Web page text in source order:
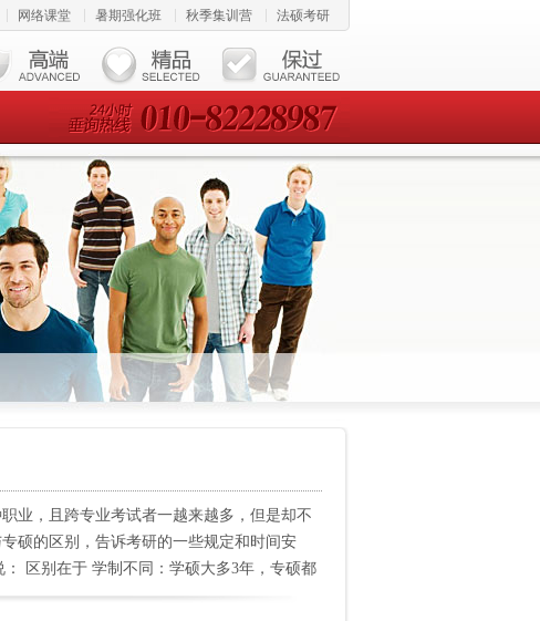
网络课堂 暑期强化班 秋季集训营 法硕考研
业，且跨专业考试者一越来越多，但是却不
硕的区别，告诉考研的一些规定和时间安
区别在于 学制不同：学硕大多3年，专硕都
而设的考试难度较简单（数学二、英语二）